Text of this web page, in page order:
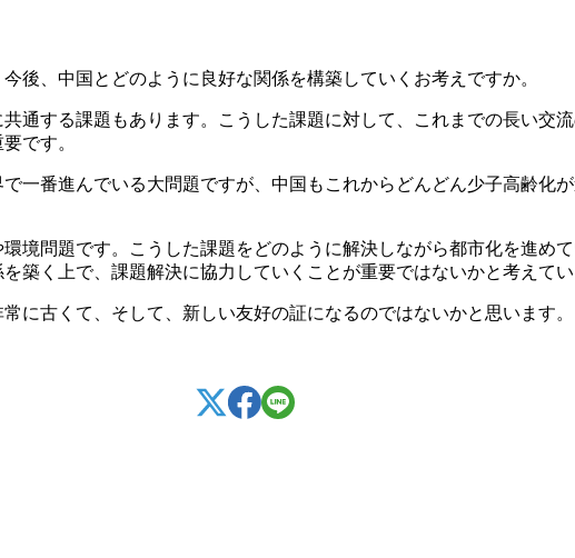
、中国とどのように良好な関係を構築していくお考えですか。
通する課題もあります。こうした課題に対して、これまでの長い交
です。
一番進んでいる大問題ですが、中国もこれからどんどん少子高齢化
境問題です。こうした課題をどのように解決しながら都市化を進め
築く上で、課題解決に協力していくことが重要ではないかと考えてい
に古くて、そして、新しい友好の証になるのではないかと思います。